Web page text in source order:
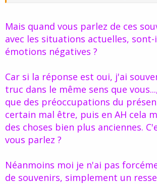
engourdissement, pour l'instant ça ne
Corfinas avez vous déjà ressenti en AH des
du passé qui ont pu vous amener jusqu'aux
Les enregistrements de scripts doivent
vraiment que j'essaye.
Et pour les émotions fortes, oui j'ai retrouvé
j'avais déjà en tête avec des situations
Mais quand vous parlez de ces
avec les situations actuelles, sont-
émotions négatives ?
Car si la réponse est oui, j'ai
truc dans le même sens que
que des préoccupations du
certain mal être, puis en AH cela
des choses bien plus anciennes.
vous parlez ?
Néanmoins moi je n'ai pas
de souvenirs, simplement un